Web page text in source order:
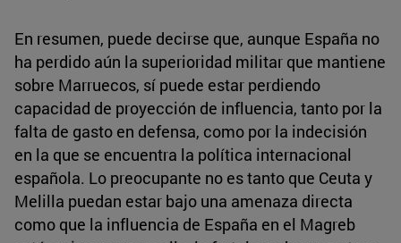
En resumen, puede decirse que, aunque España no
ha perdido aún la superioridad militar que mantiene
sobre Marruecos, sí puede estar perdiendo
capacidad de proyección de influencia, tanto por la
falta de gasto en defensa, como por la indecisión
en la que se encuentra la política internacional
española. Lo preocupante no es tanto que Ceuta y
Melilla puedan estar bajo una amenaza directa
como que la influencia de España en el Magreb